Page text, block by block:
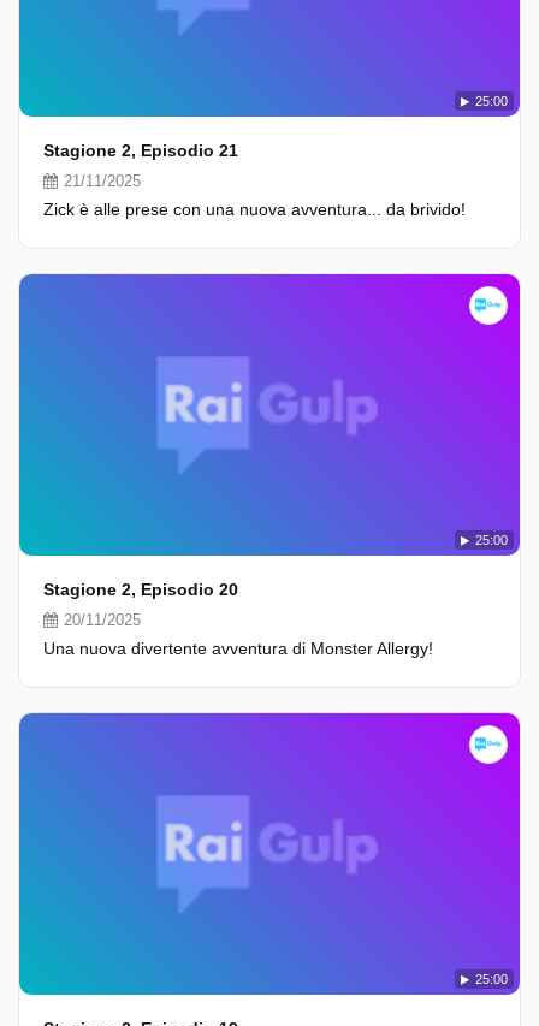
25:00
Stagione 2, Episodio 21
21/11/2025
Zick è alle prese con una nuova avventura... da brivido!
25:00
Stagione 2, Episodio 20
20/11/2025
Una nuova divertente avventura di Monster Allergy!
25:00